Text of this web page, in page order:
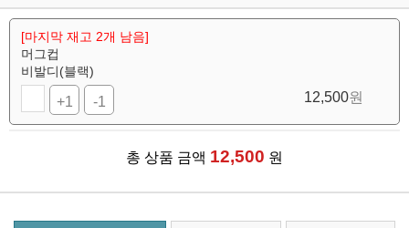
[마지막 재고 2개 남음]
머그컵
비발디(블랙)
+1 -1 12,500원
총 상품 금액 12,500 원